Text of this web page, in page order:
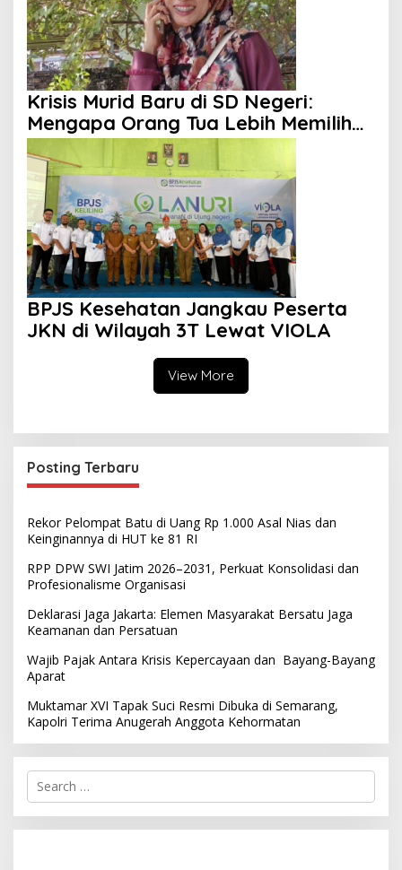
Krisis Murid Baru di SD Negeri:
Mengapa Orang Tua Lebih Memilih
Sekolah Swasta?
BPJS Kesehatan Jangkau Peserta
JKN di Wilayah 3T Lewat VIOLA
View More
Posting Terbaru
Rekor Pelompat Batu di Uang Rp 1.000 Asal Nias dan
Keinginannya di HUT ke 81 RI
RPP DPW SWI Jatim 2026–2031, Perkuat Konsolidasi dan
Profesionalisme Organisasi
Deklarasi Jaga Jakarta: Elemen Masyarakat Bersatu Jaga
Keamanan dan Persatuan
Wajib Pajak Antara Krisis Kepercayaan dan Bayang-Bayang
Aparat
Muktamar XVI Tapak Suci Resmi Dibuka di Semarang,
Kapolri Terima Anugerah Anggota Kehormatan
S
r